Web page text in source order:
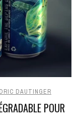
DAUTINGER
POUR